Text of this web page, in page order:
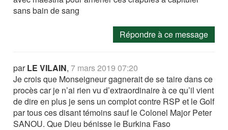
sans bain de sang
Répondre à ce message
parLE VILAIN,7 mars 2019 07:20
Je crois que Monseigneur gagnerait de se taire dans ce
procès car je n’ai rien vu d’extraordinaire à ce qu’il vient
de dire en plus je sens un complot contre RSP et le Golf
par tous ces disant témoins sauf le Colonel Major Peter
SANOU. Que Dieu bénisse le Burkina Faso